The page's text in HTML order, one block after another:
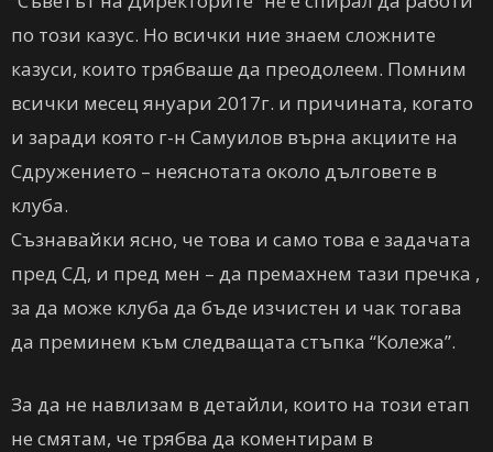
по този казус. Но всички ние знаем сложните
казуси, които трябваше да преодолеем. Помним
всички месец януари 2017г. и причината, когато
и заради която г-н Самуилов върна акциите на
Сдружението – неяснотата около дълговете в
клуба.
Съзнавайки ясно, че това и само това е задачата
пред СД, и пред мен – да премахнем тази пречка ,
за да може клуба да бъде изчистен и чак тогава
да преминем към следващата стъпка “Колежа”.
За да не навлизам в детайли, които на този етап
не смятам, че трябва да коментирам в